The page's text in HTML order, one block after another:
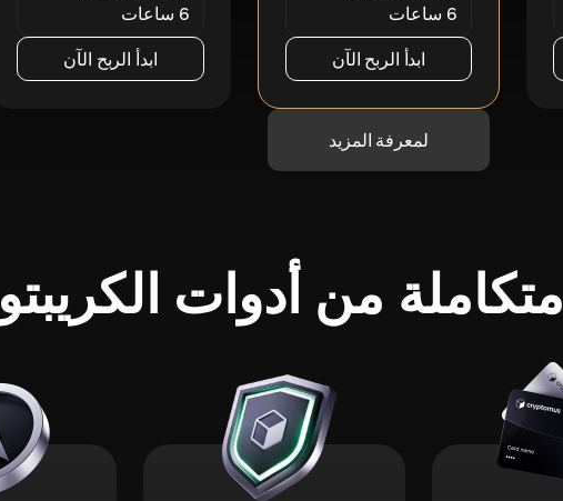
6 ساعات
ابدأ الربح الآن
6 ساعات
ابدأ الربح الآن
لمعرفة المزيد
من أدوات الكريبتو